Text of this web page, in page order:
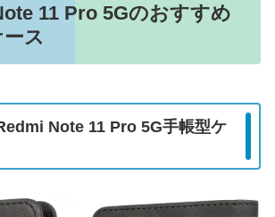
11 Pro 5Gのおすすめ
ス
Note 11 Pro 5G手帳型ケ